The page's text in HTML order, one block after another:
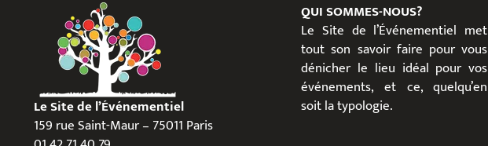
Le Site de l’Événementiel
159 rue Saint-Maur – 75011 Paris
QUI SOMMES-NOUS?
Le Site de l’Événementiel met
tout son savoir faire pour vous
dénicher le lieu idéal pour vos
événements, et ce, quelqu’en
soit la typologie.